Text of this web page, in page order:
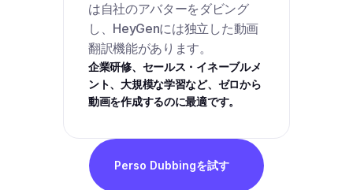
は自社のアバターをダビング
し、HeyGenには独立した動画
翻訳機能があります。
企業研修、セールス・イネーブルメ
ント、大規模な学習など、ゼロから
動画を作成するのに最適です。
Perso Dubbingを試す